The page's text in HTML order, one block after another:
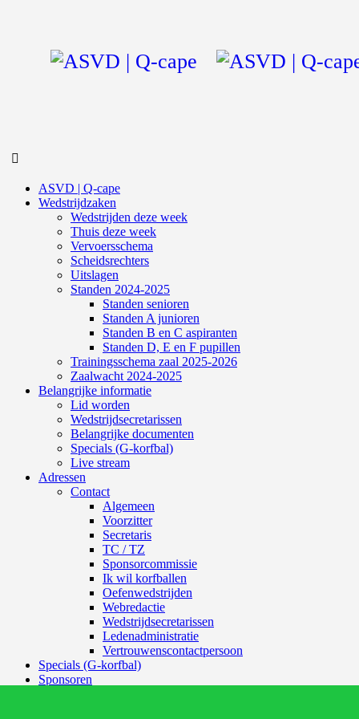
ASVD | Q-cape
Wedstrijdzaken
Wedstrijden deze week
Thuis deze week
Vervoersschema
Scheidsrechters
Uitslagen
Standen 2024-2025
Standen senioren
Standen A junioren
Standen B en C aspiranten
Standen D, E en F pupillen
Trainingsschema zaal 2025-2026
Zaalwacht 2024-2025
Belangrijke informatie
Lid worden
Wedstrijdsecretarissen
Belangrijke documenten
Specials (G-korfbal)
Live stream
Adressen
Contact
Algemeen
Voorzitter
Secretaris
TC / TZ
Sponsorcommissie
Ik wil korfballen
Oefenwedstrijden
Webredactie
Wedstrijdsecretarissen
Ledenadministratie
Vertrouwenscontactpersoon
Specials (G-korfbal)
Sponsoren